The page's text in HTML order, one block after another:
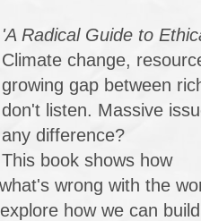
'A Radical Guide to
Climate change,
growing gap between
don't listen. Massive
any difference?
This book shows how
wrong with the
how we can